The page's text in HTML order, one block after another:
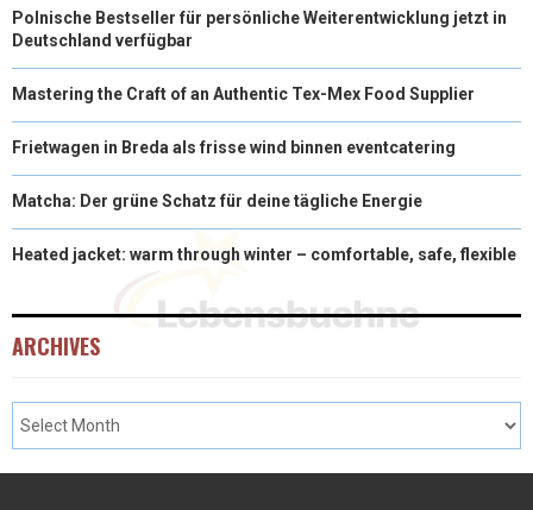
Polnische Bestseller für persönliche Weiterentwicklung jetzt in
Deutschland verfügbar
Mastering the Craft of an Authentic Tex-Mex Food Supplier
Frietwagen in Breda als frisse wind binnen eventcatering
Matcha: Der grüne Schatz für deine tägliche Energie
Heated jacket: warm through winter – comfortable, safe, flexible
ARCHIVES